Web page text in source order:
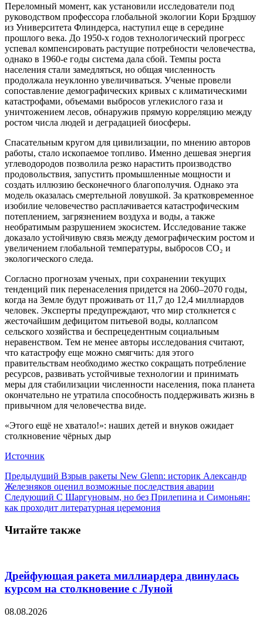
Переломный момент, как установили исследователи под
руководством профессора глобальной экологии Кори Брэдшоу
из Университета Флиндерса, наступил еще в середине
прошлого века. До 1950-х годов технологический прогресс
успевал компенсировать растущие потребности человечества,
однако в 1960-е годы система дала сбой. Темпы роста
населения стали замедляться, но общая численность
продолжала неуклонно увеличиваться. Ученые провели
сопоставление демографических кривых с климатическими
катастрофами, объемами выбросов углекислого газа и
уничтожением лесов, обнаружив прямую корреляцию между
ростом числа людей и деградацией биосферы.
Спасательным кругом для цивилизации, по мнению авторов
работы, стало ископаемое топливо. Именно дешевая энергия
углеводородов позволила резко нарастить производство
продовольствия, запустить промышленные мощности и
создать иллюзию бесконечного благополучия. Однако эта
модель оказалась смертельной ловушкой. За кратковременное
изобилие человечество расплачивается катастрофическим
потеплением, загрязнением воздуха и воды, а также
необратимым разрушением экосистем. Исследование также
доказало устойчивую связь между демографическим ростом и
увеличением глобальной температуры, выбросов CO₂ и
экологического следа.
Согласно прогнозам ученых, при сохранении текущих
тенденций пик перенаселения придется на 2060–2070 годы,
когда на Земле будут проживать от 11,7 до 12,4 миллиардов
человек. Эксперты предупреждают, что мир столкнется с
жесточайшим дефицитом питьевой воды, коллапсом
сельского хозяйства и беспрецедентным социальным
неравенством. Тем не менее авторы исследования считают,
что катастрофу еще можно смягчить: для этого
правительствам необходимо жестко сокращать потребление
ресурсов, развивать устойчивые технологии и принимать
меры для стабилизации численности населения, пока планета
окончательно не утратила способность поддерживать жизнь в
привычном для человечества виде.
«Этого ещё не хватало!»: наших детей и внуков ожидает
столкновение чёрных дыр
Источник
Предыдущий Взрыв ракеты New Glenn: историк Александр
Железняков оценил возможные последствия аварии
Следующий С Шаргуновым, но без Прилепина и Симоньян:
как проходит литературная церемония
Читайте также
Дрейфующая ракета миллиардера двинулась
курсом на столкновение с Луной
08.08.2026